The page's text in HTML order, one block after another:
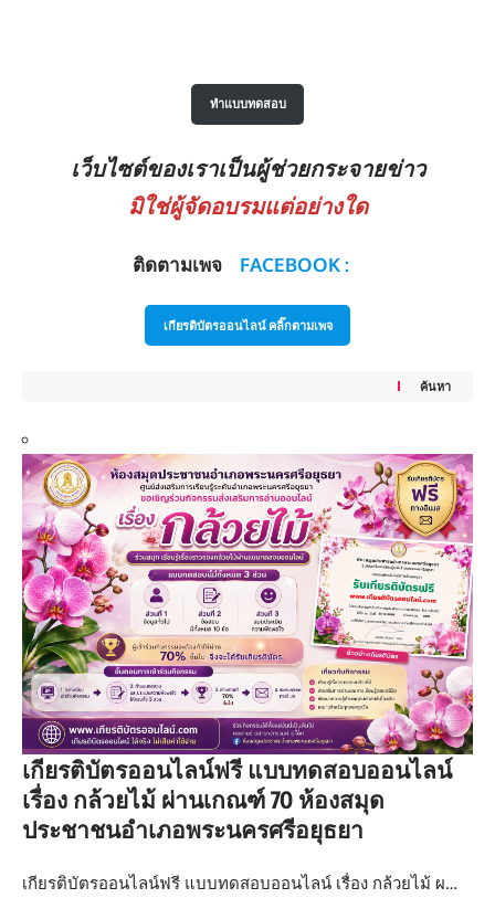
ทำแบบทดสอบ
เว็บไซต์ของเราเป็นผู้ช่วยกระจายข่าว
มิใช่ผู้จัดอบรมแต่อย่างใด
ติดตามเพจ FACEBOOK :
เกียรติบัตรออนไลน์ คลิ๊กตามเพจ
ค้นหา
เกียรติบัตรออนไลน์ฟรี แบบทดสอบออนไลน์
เรื่อง กล้วยไม้ ผ่านเกณฑ์ 70 ห้องสมุด
ประชาชนอำเภอพระนครศรีอยุธยา
เกียรติบัตรออนไลน์ฟรี แบบทดสอบออนไลน์ เรื่อง กล้วยไม้ ผ…